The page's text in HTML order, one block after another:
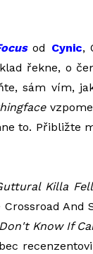
od Cynic,
řekne, o
sám vím,
to. Přibližte
Killa
And
Know If